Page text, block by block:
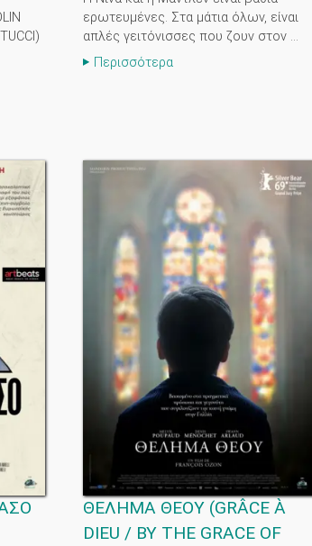
ερωτευμένες. Στα μάτια όλων, είναι
απλές γειτόνισσες που ζουν στον ...
Περισσότερα
ΘΕΛΗΜΑ ΘΕΟΥ (GRÂCE À
DIEU / BY THE GRACE OF